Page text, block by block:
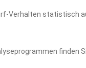
Verhalten statistisch
finden